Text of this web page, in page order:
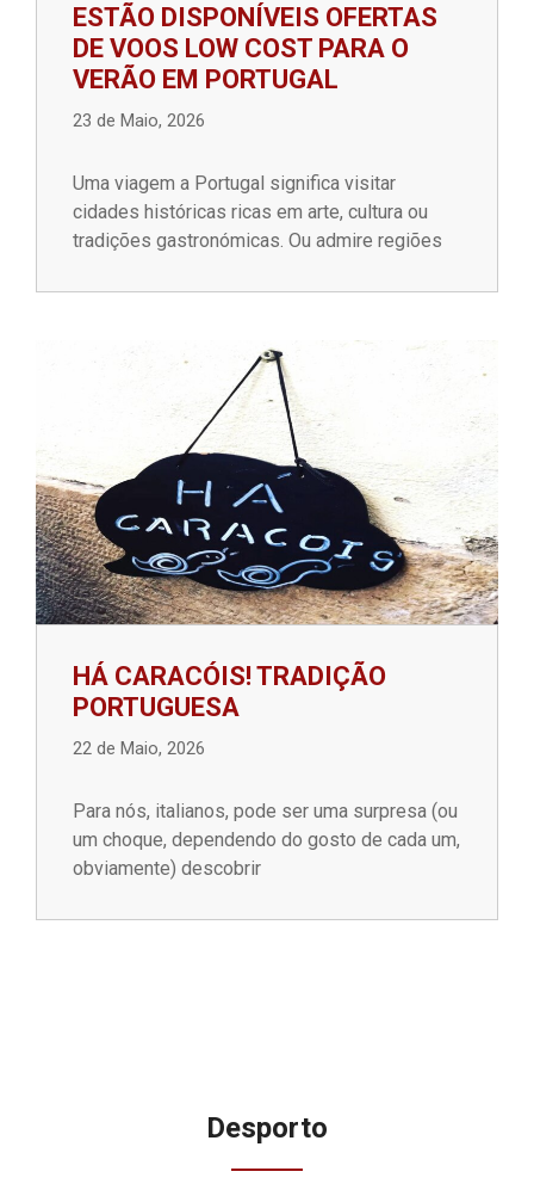
ESTÃO DISPONÍVEIS OFERTAS
DE VOOS LOW COST PARA O
VERÃO EM PORTUGAL
23 de Maio, 2026
Uma viagem a Portugal significa visitar
cidades históricas ricas em arte, cultura ou
tradições gastronómicas. Ou admire regiões
HÁ CARACÓIS! TRADIÇÃO
PORTUGUESA
22 de Maio, 2026
Para nós, italianos, pode ser uma surpresa (ou
um choque, dependendo do gosto de cada um,
obviamente) descobrir
Desporto